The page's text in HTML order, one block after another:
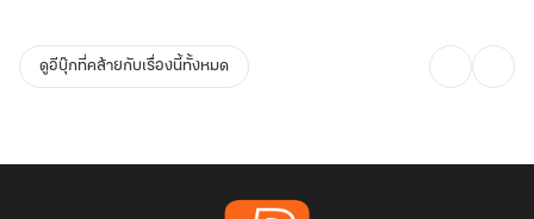
ดูอีบุ๊กที่คล้ายกับเรื่องนี้ทั้งหมด